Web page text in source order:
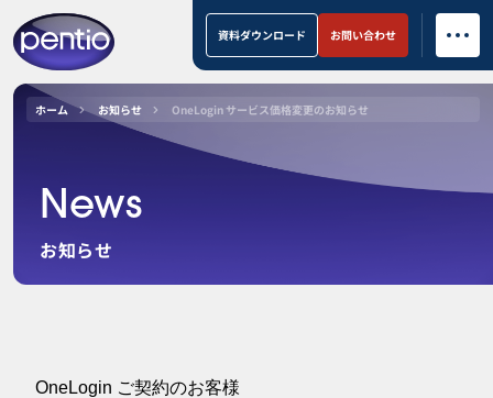
資料ダウンロード お問い合わせ
ホーム お知らせ OneLogin サービス価格変更のお知らせ
News
お知らせ
OneLogin ご契約のお客様